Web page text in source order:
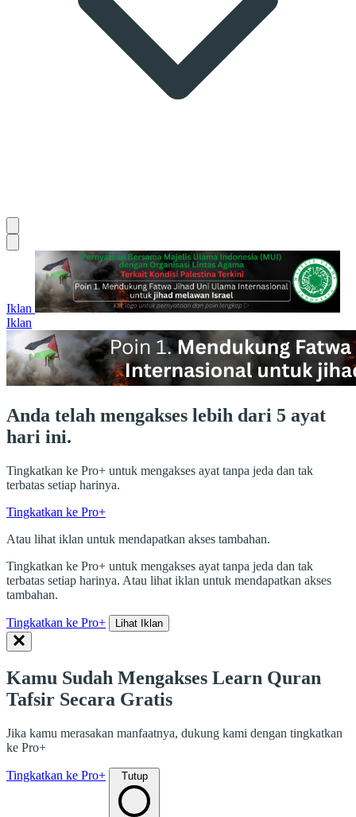
Iklan
Iklan
Anda telah mengakses lebih dari 5 ayat
hari ini.
Tingkatkan ke Pro+ untuk mengakses ayat tanpa jeda dan tak
terbatas setiap harinya.
Tingkatkan ke Pro+
Atau lihat iklan untuk mendapatkan akses tambahan.
Tingkatkan ke Pro+ untuk mengakses ayat tanpa jeda dan tak
terbatas setiap harinya. Atau lihat iklan untuk mendapatkan akses
tambahan.
Tingkatkan ke Pro+ Lihat Iklan
Kamu Sudah Mengakses Learn Quran
Tafsir Secara Gratis
Jika kamu merasakan manfaatnya, dukung kami dengan tingkatkan
ke Pro+
Tingkatkan ke Pro+ Tutup